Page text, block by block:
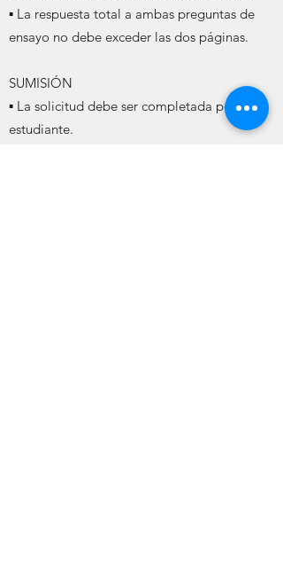
▪ La respuesta total a ambas preguntas de
ensayo no debe exceder las dos páginas.
SUMISIÓN
▪ La solicitud debe ser completada por el
estudiante.